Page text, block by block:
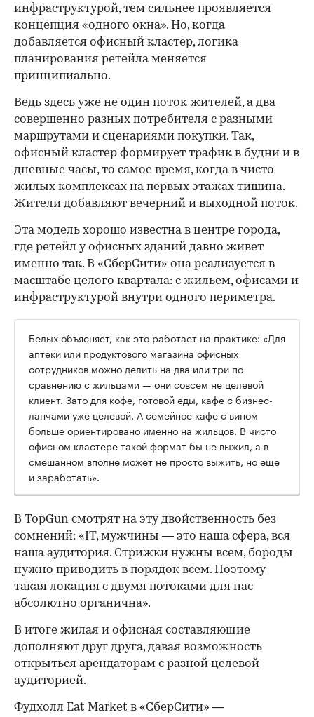
инфраструктурой, тем сильнее проявляется
концепция «одного окна». Но, когда
добавляется офисный кластер, логика
планирования ретейла меняется
принципиально.
Ведь здесь уже не один поток жителей, а два
совершенно разных потребителя с разными
маршрутами и сценариями покупки. Так,
офисный кластер формирует трафик в будни и в
дневные часы, то самое время, когда в чисто
жилых комплексах на первых этажах тишина.
Жители добавляют вечерний и выходной поток.
Эта модель хорошо известна в центре города,
где ретейл у офисных зданий давно живет
именно так. В «СберСити» она реализуется в
масштабе целого квартала: с жильем, офисами и
инфраструктурой внутри одного периметра.
Белых объясняет, как это работает на практике: «Для
аптеки или продуктового магазина офисных
сотрудников можно делить на два или три по
сравнению с жильцами — они совсем не целевой
клиент. Зато для кофе, готовой еды, кафе с бизнес-
ланчами уже целевой. А семейное кафе с вином
больше ориентировано именно на жильцов. В чисто
офисном кластере такой формат бы не выжил, а в
смешанном вполне может не просто выжить, но еще
и заработать».
В TopGun смотрят на эту двойственность без
сомнений: «IT, мужчины — это наша сфера, вся
наша аудитория. Стрижки нужны всем, бороды
нужно приводить в порядок всем. Поэтому
такая локация с двумя потоками для нас
абсолютно органична».
В итоге жилая и офисная составляющие
дополняют друг друга, давая возможность
открыться арендаторам с разной целевой
аудиторией.
Фудхолл Eat Market в «СберСити» —